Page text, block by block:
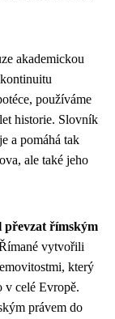
akademickou
používáme
historie. Slovník
a pomáhá tak
ale také jeho
převzat římským
vytvořili
který
v celé Evropě.
právem do